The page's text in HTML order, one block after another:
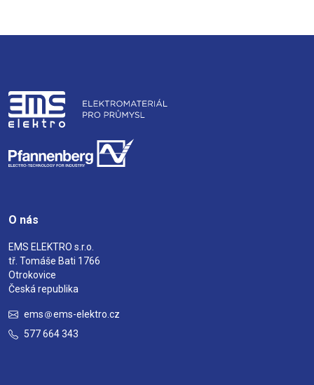
O nás
EMS ELEKTRO s.r.o.
tř. Tomáše Bati 1766
Otrokovice
Česká republika
ems
ems-elektro.cz
577 664 343